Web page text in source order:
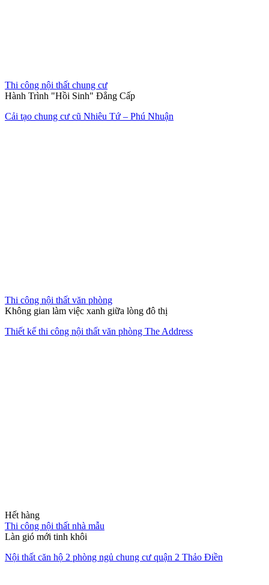
Thi công nội thất chung cư
Hành Trình "Hồi Sinh" Đẳng Cấp
Cải tạo chung cư cũ Nhiêu Tứ – Phú Nhuận
Thi công nội thất văn phòng
Không gian làm việc xanh giữa lòng đô thị
Thiết kế thi công nội thất văn phòng The Address
Hết hàng
Thi công nội thất nhà mẫu
Làn gió mới tinh khôi
Nội thất căn hộ 2 phòng ngủ chung cư quận 2 Thảo Điền